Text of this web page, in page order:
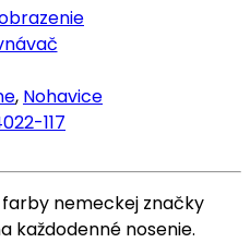
, Nohavice
117
nemeckej značky
každodenné nosenie.